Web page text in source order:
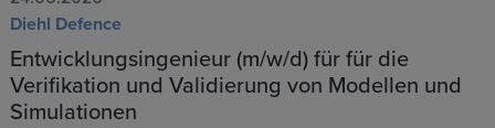
Diehl Defence
Entwicklungsingenieur (m/w/d) für für die
Verifikation und Validierung von Modellen und
Simulationen